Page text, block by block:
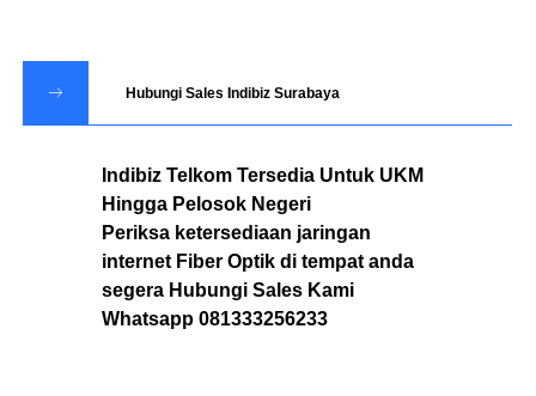
Hubungi Sales Indibiz Surabaya
Indibiz Telkom Tersedia Untuk UKM
Hingga Pelosok Negeri
Periksa ketersediaan jaringan
internet Fiber Optik di tempat anda
segera Hubungi Sales Kami
Whatsapp 081333256233